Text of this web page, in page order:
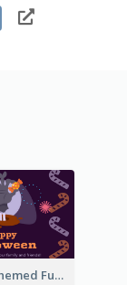
Monster Themed Fun Halloween Greeting Card